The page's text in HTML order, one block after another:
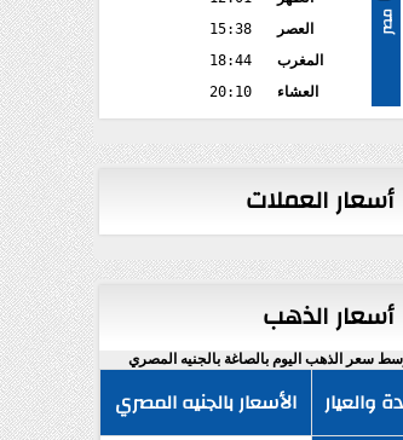
مصر
العصر
15:38
المغرب
18:44
العشاء
20:10
أسعار العملات
أسعار الذهب
سعر الذهب اليوم بالصاغة بالجنيه المصري
والعيار الأسعار بالجنيه المصري